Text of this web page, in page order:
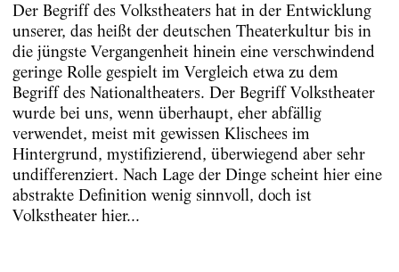
Der Begriff des Volkstheaters hat in der Entwicklung
unserer, das heißt der deutschen Theaterkultur bis in
die jüngste Vergangenheit hinein eine verschwindend
geringe Rolle gespielt im Vergleich etwa zu dem
Begriff des Nationaltheaters. Der Begriff Volkstheater
wurde bei uns, wenn überhaupt, eher abfällig
verwendet, meist mit gewissen Klischees im
Hintergrund, mystifizierend, überwiegend aber sehr
undifferenziert. Nach Lage der Dinge scheint hier eine
abstrakte Definition wenig sinnvoll, doch ist
Volkstheater hier...